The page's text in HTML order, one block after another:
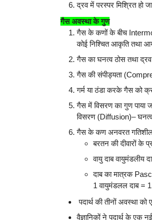
द्रव में परस्पर मिश्रित हो
गैस अवस्था के गुण
गैस के कणों के बीच
कोई निश्चित आकृति तथा
गैस का घनत्व ठोस तथा
गैस की संपीड्यता
गर्म या ठंडा करके गैस को
गैस में विसरण का गुण पाया
विसरण (Diffusion)– घनत्व
गैस के कण अनवरत गतिशील
बरतन की दीवारों के
वायु दाब वायुमंडलीय
दाब का मात्रक
1 वायुमंडलल दाब =
पदार्थ की तीनों अवस्था
वैज्ञानिकों ने पदार्थ के एक